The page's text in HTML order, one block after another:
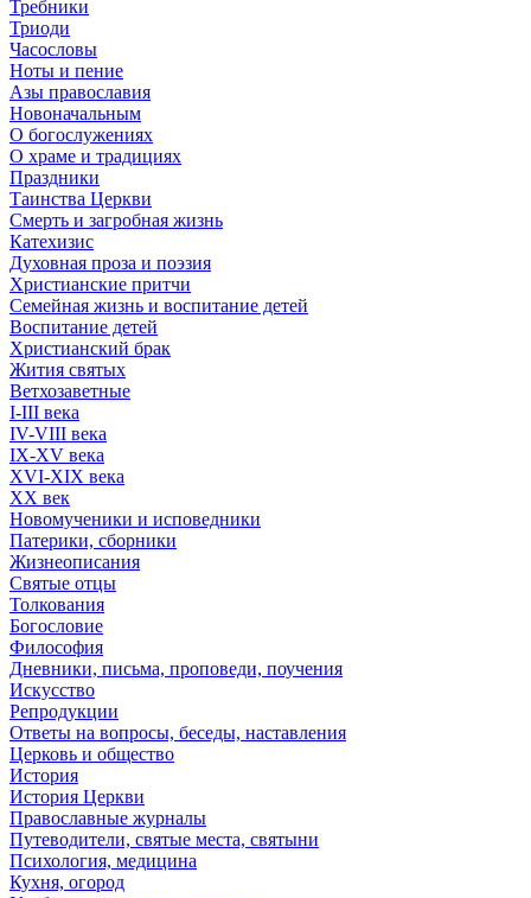
Требники
Триоди
Часословы
Ноты и пение
Азы православия
Новоначальным
О богослужениях
О храме и традициях
Праздники
Таинства Церкви
Смерть и загробная жизнь
Катехизис
Духовная проза и поэзия
Христианские притчи
Семейная жизнь и воспитание детей
Воспитание детей
Христианский брак
Жития святых
Ветхозаветные
I-III века
IV-VIII века
IX-XV века
XVI-XIX века
XX век
Новомученики и исповедники
Патерики, сборники
Жизнеописания
Святые отцы
Толкования
Богословие
Философия
Дневники, письма, проповеди, поучения
Искусство
Репродукции
Ответы на вопросы, беседы, наставления
Церковь и общество
История
История Церкви
Православные журналы
Путеводители, святые места, святыни
Психология, медицина
Кухня, огород